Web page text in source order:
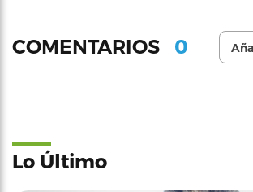
COMENTARIOS 0
Lo Último